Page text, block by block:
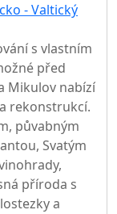
- Valtický
s vlastním
před
Mikulov nabízí
rekonstrukcí.
půvabným
Svatým
příroda s
a